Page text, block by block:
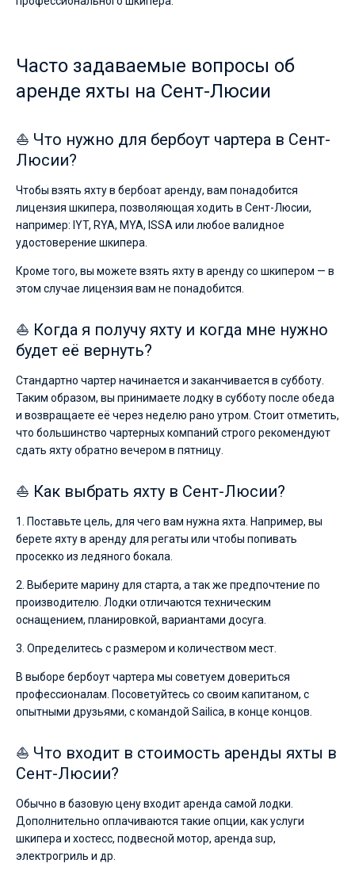
Часто задаваемые вопросы об
аренде яхты на Сент-Люсии
⛵ Что нужно для бербоут чартера в Сент-
Люсии?
Чтобы взять яхту в бербоат аренду, вам понадобится
лицензия шкипера, позволяющая ходить в Сент-Люсии,
например: IYT, RYA, MYA, ISSA или любое валидное
удостоверение шкипера.
Кроме того, вы можете взять яхту в аренду со шкипером — в
этом случае лицензия вам не понадобится.
⛵ Когда я получу яхту и когда мне нужно
будет её вернуть?
Стандартно чартер начинается и заканчивается в субботу.
Таким образом, вы принимаете лодку в субботу после обеда
и возвращаете её через неделю рано утром. Стоит отметить,
что большинство чартерных компаний строго рекомендуют
сдать яхту обратно вечером в пятницу.
⛵ Как выбрать яхту в Сент-Люсии?
1. Поставьте цель, для чего вам нужна яхта. Например, вы
берете яхту в аренду для регаты или чтобы попивать
просекко из ледяного бокала.
2. Выберите марину для старта, а так же предпочтение по
производителю. Лодки отличаются техническим
оснащением, планировкой, вариантами досуга.
3. Определитесь с размером и количеством мест.
В выборе бербоут чартера мы советуем довериться
профессионалам. Посоветуйтесь со своим капитаном, с
опытными друзьями, с командой Sailica, в конце концов.
⛵ Что входит в стоимость аренды яхты в
Сент-Люсии?
Обычно в базовую цену входит аренда самой лодки.
Дополнительно оплачиваются такие опции, как услуги
шкипера и хостесс, подвесной мотор, аренда sup,
электрогриль и др.